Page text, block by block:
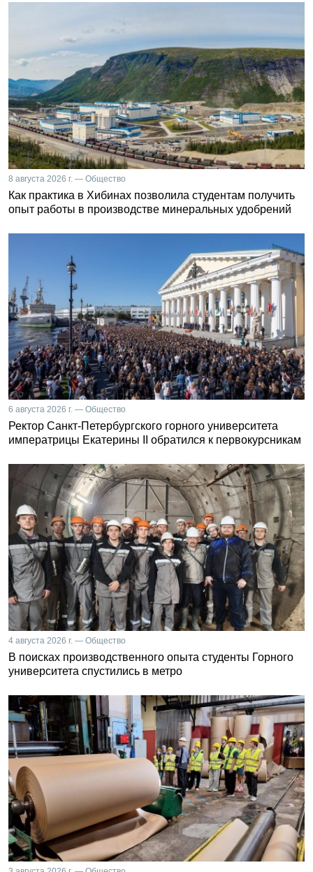
8 августа 2026 г. — Общество
Как практика в Хибинах позволила студентам получить
опыт работы в производстве минеральных удобрений
6 августа 2026 г. — Общество
Ректор Санкт-Петербургского горного университета
императрицы Екатерины II обратился к первокурсникам
4 августа 2026 г. — Общество
В поисках производственного опыта студенты Горного
университета спустились в метро